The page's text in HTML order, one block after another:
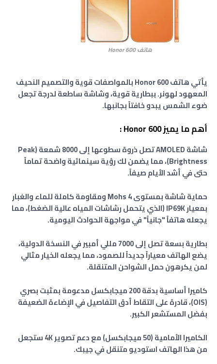
هاتف Honor 600
يأتي هاتف Honor 600 بالمواصفات قوية والتصميم النحيف
المعهود لهونر. ببطارية قوية، وشاشة ساطعة لدرجة تجعل
ضوء الشمس يبدو خافتاً بجانبها.
​أهم ما يميز Honor 600 :
شاشة AMOLED تصل ذروة سطوعها إلى 8000 شمعة (Peak
Brightness)، مما يضمن لك رؤية سينمائية واضحة تماماً
حتى في أشد الأيام صيفاً.
حماية شاشة بمستوى Mohs 4 ومقاومة كاملة للماء والغبار
بمعيار IP69K (الذي يتحمل رشاشات المياه عالية الضغط)، مما
يجعله هاتفاً "جانياً" في مواجهة الحوادث اليومية.
​بطارية بسعة تصل إلى 7000 مللي أمبير في النسخة الدولية،
يضع الهاتف معياراً جديداً للصمود، مما يجعله الخيار مثالي
لمن يكرهون حمل الشواحن المتنقلة.
كاميرا أساسية بدقة 200 ميجابكسل مدعومة بمثبت بصري
(OIS)، قادرة على التقاط أدق التفاصيل في الإضاءة الضعيفة
بفضل المستشعر الكبير.
الكاميرا الأمامية (50 ميجابكسل) مع دعم تصوير 4K ستجعل
من هذا الهاتف استوديو متنقل في جيبك.